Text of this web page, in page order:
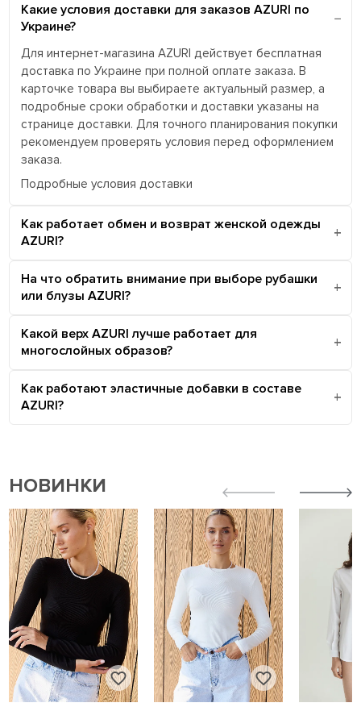
Какие условия доставки для заказов AZURI по
Украине?
Для интернет-магазина AZURI действует бесплатная
доставка по Украине при полной оплате заказа. В
карточке товара вы выбираете актуальный размер, а
подробные сроки обработки и доставки указаны на
странице доставки. Для точного планирования покупки
рекомендуем проверять условия перед оформлением
заказа.
Подробные условия доставки
Как работает обмен и возврат женской одежды
AZURI?
На что обратить внимание при выборе рубашки
или блузы AZURI?
Какой верх AZURI лучше работает для
многослойных образов?
Как работают эластичные добавки в составе
AZURI?
НОВИНКИ